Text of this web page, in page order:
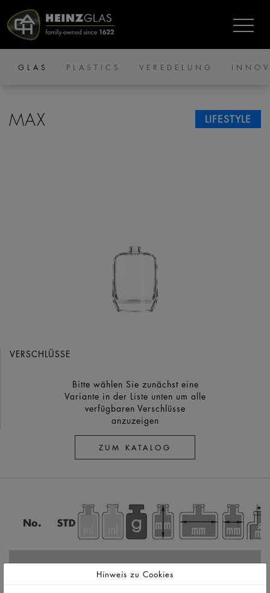
GLAS PLASTICS VEREDELUNG
LIFESTYLE
MAX
VERSCHLÜSSE
Bitte wählen Sie zunächst eine
Variante in der Liste unten um alle
verfügbaren Verschlüsse
anzuzeigen
ZUM KATALOG
71,3 8,8
Hinweis zu Cookies